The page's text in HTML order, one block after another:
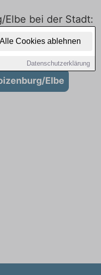
Alle Cookies ablehnen
Datenschutzerklärung
Elbe bei der Stadt:
für
Elbe